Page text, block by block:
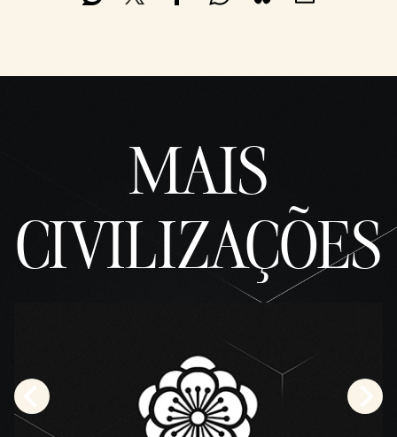
MAIS
CIVILIZAÇÕES